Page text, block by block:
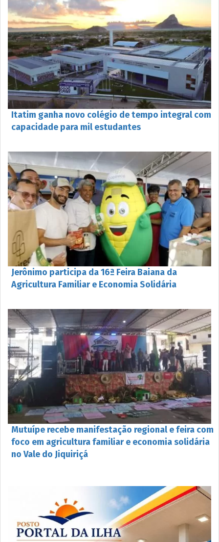
Itatim ganha novo colégio de tempo integral com
capacidade para mil estudantes
Jerônimo participa da 16ª Feira Baiana da
Agricultura Familiar e Economia Solidária
Mutuípe recebe manifestação regional e feira com
foco em agricultura familiar e economia solidária
no Vale do Jiquiriçá